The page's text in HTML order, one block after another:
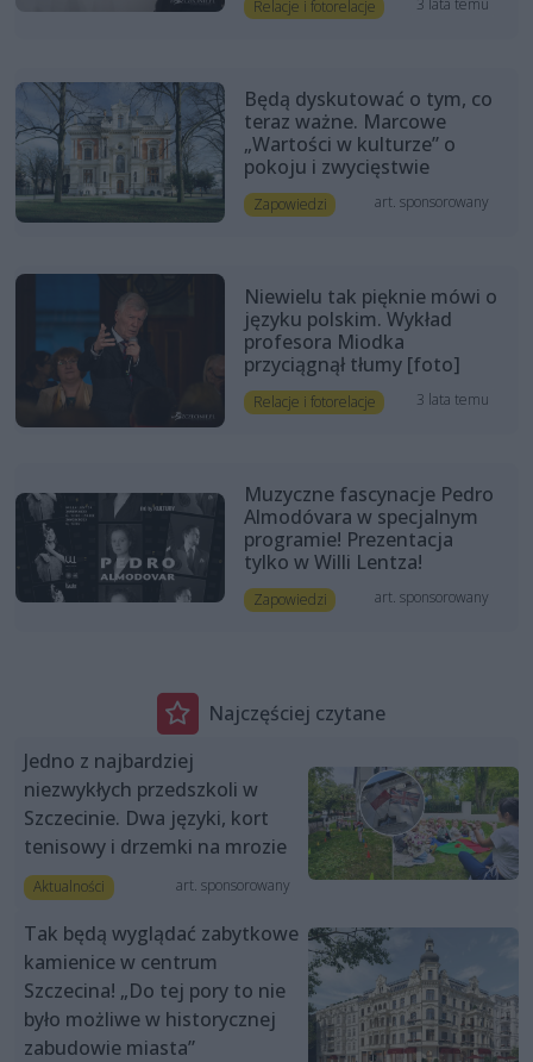
Relacje i fotorelacje
Będą dyskutować o tym, co
teraz ważne. Marcowe
„Wartości w kulturze” o
pokoju i zwycięstwie
Zapowiedzi art. sponsorowany
Niewielu tak pięknie mówi o
języku polskim. Wykład
profesora Miodka
przyciągnął tłumy [foto]
Relacje i fotorelacje 3 lata temu
Muzyczne fascynacje Pedro
Almodóvara w specjalnym
programie! Prezentacja
tylko w Willi Lentza!
Zapowiedzi art. sponsorowany
Najczęściej czytane
Jedno z najbardziej
niezwykłych przedszkoli w
Szczecinie. Dwa języki, kort
tenisowy i drzemki na mrozie
Aktualności art. sponsorowany
Tak będą wyglądać zabytkowe
kamienice w centrum
Szczecina! „Do tej pory to nie
było możliwe w historycznej
zabudowie miasta”